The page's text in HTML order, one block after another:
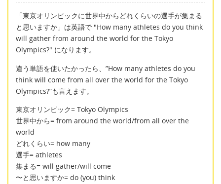
「東京オリンピックに世界中からどれくらいの選手が集まる
と思いますか」は英語で "How many athletes do you think
will gather from around the world for the Tokyo
Olympics?" になります。
違う単語を使いたかったら、”How many athletes do you
think will come from all over the world for the Tokyo
Olympics?”も言えます。
東京オリンピック= Tokyo Olympics
世界中から= from around the world/from all over the
world
どれくらい= how many
選手= athletes
集まる= will gather/will come
〜と思いますか= do (you) think